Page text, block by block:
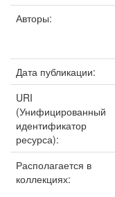
Авторы:
Дата публикации:
URI
(Унифицированный
идентификатор
ресурса):
Располагается в
коллекциях: